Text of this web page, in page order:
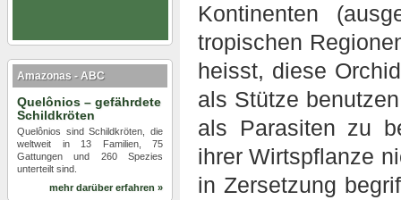
Kontinenten
tropischen
heisst, diese
als Stütze
als Parasiten zu
ihrer Wirtspflanze
in Zersetzung
Amazonas - ABC
Quelônios – gefährdete
Schildkröten
Quelônios sind Schildkröten, die
weltweit in 13 Familien, 75
Gattungen und 260 Spezies
unterteilt sind.
mehr darüber erfahren »